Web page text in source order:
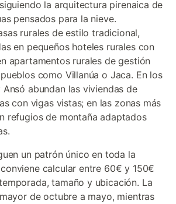
la arquitectura pirenaica de
pensados para la nieve.
rurales de estilo tradicional,
en pequeños hoteles rurales con
apartamentos rurales de gestión
como Villanúa o Jaca. En los
abundan las viviendas de
con vigas vistas; en las zonas más
refugios de montaña adaptados
un patrón único en toda la
calcular entre 60€ y 150€
tamaño y ubicación. La
de octubre a mayo, mientras